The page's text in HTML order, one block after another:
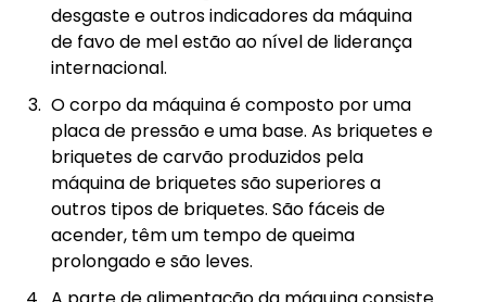
desgaste e outros indicadores da máquina
de favo de mel estão ao nível de liderança
internacional.
O corpo da máquina é composto por uma
placa de pressão e uma base. As briquetes e
briquetes de carvão produzidos pela
máquina de briquetes são superiores a
outros tipos de briquetes. São fáceis de
acender, têm um tempo de queima
prolongado e são leves.